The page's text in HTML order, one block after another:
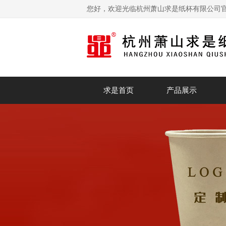
您好，欢迎光临杭州萧山求是纸杯有限公司
求是首页 产品展示